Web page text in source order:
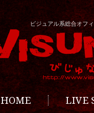
ビジュアル系総合オフ
HOME LIVE